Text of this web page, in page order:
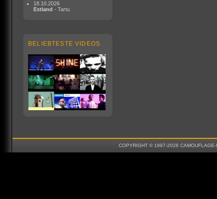
18.10.2026
Estland - Tartu
BELIEBTESTE VIDEOS
COPYRIGHT © 1997-2026 CAMOUFLAGE-